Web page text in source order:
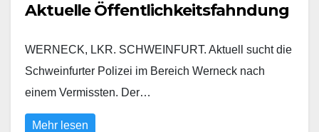
Aktuelle Öffentlichkeitsfahndung
WERNECK, LKR. SCHWEINFURT. Aktuell sucht die
Schweinfurter Polizei im Bereich Werneck nach
einem Vermissten. Der…
Mehr lesen